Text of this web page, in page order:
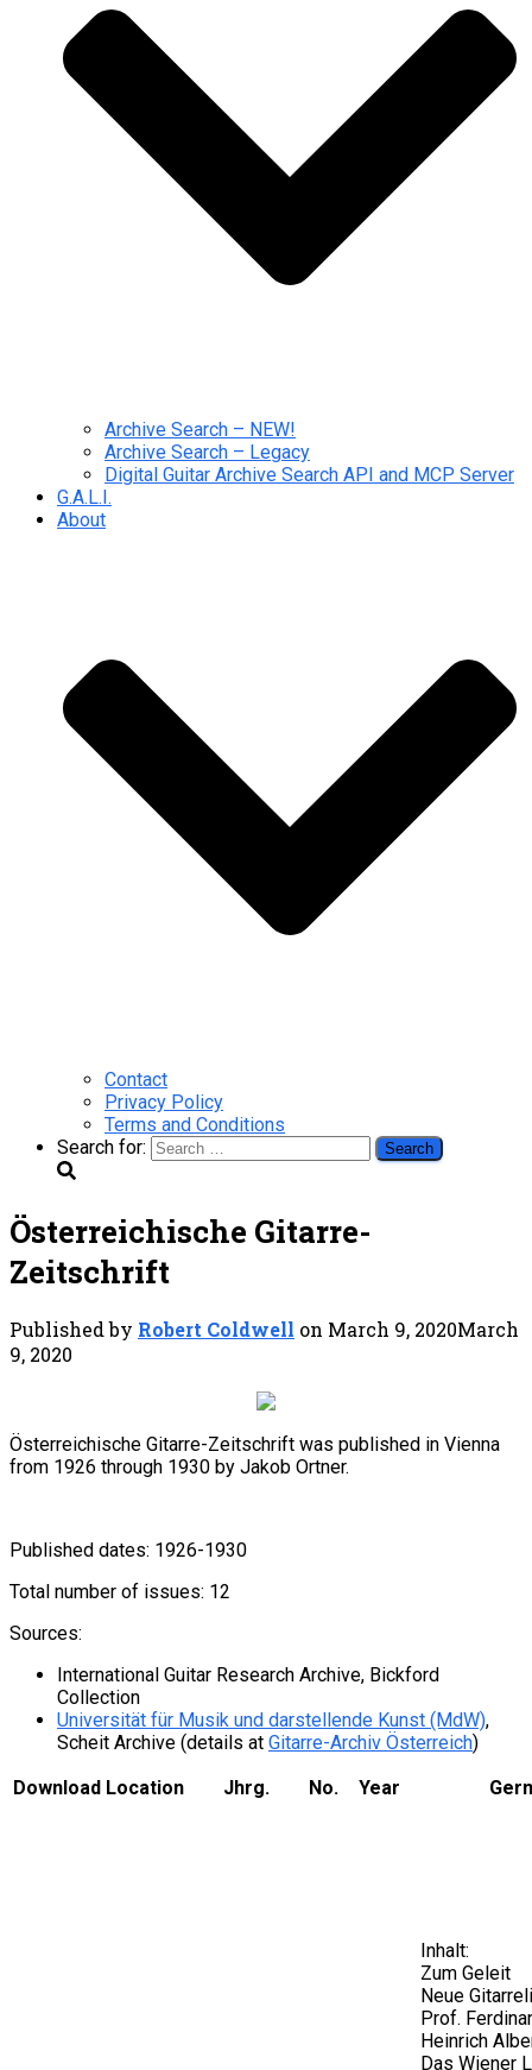
Archive Search – NEW!
Archive Search – Legacy
Digital Guitar Archive Search API and MCP Server
G.A.L.I.
About
Contact
Privacy Policy
Terms and Conditions
Search for:
Österreichische Gitarre-
Zeitschrift
Published by Robert Coldwell on March 9, 2020March
9, 2020
Österreichische Gitarre-Zeitschrift was published in Vienna
from 1926 through 1930 by Jakob Ortner.
Published dates: 1926-1930
Total number of issues: 12
Sources:
International Guitar Research Archive, Bickford
Collection
Universität für Musik und darstellende Kunst (MdW),
Scheit Archive (details at Gitarre-Archiv Österreich)
Download Location Jhrg. No. Year
Inhalt:
Zum Geleit
Neue
Prof.
Heinrich
Das Wiener